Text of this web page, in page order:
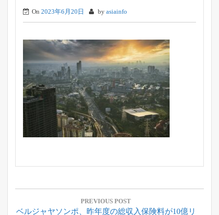
On 2023年6月20日 by asiainfo
投
PREVIOUS POST
Previous
ベルジャヤソンポ、昨年度の総収入保険料が10億リ